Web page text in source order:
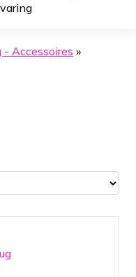
Accessoires »